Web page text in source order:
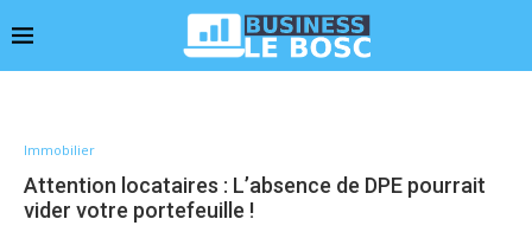
Immobilier
Attention locataires : L’absence de DPE pourrait
vider votre portefeuille !